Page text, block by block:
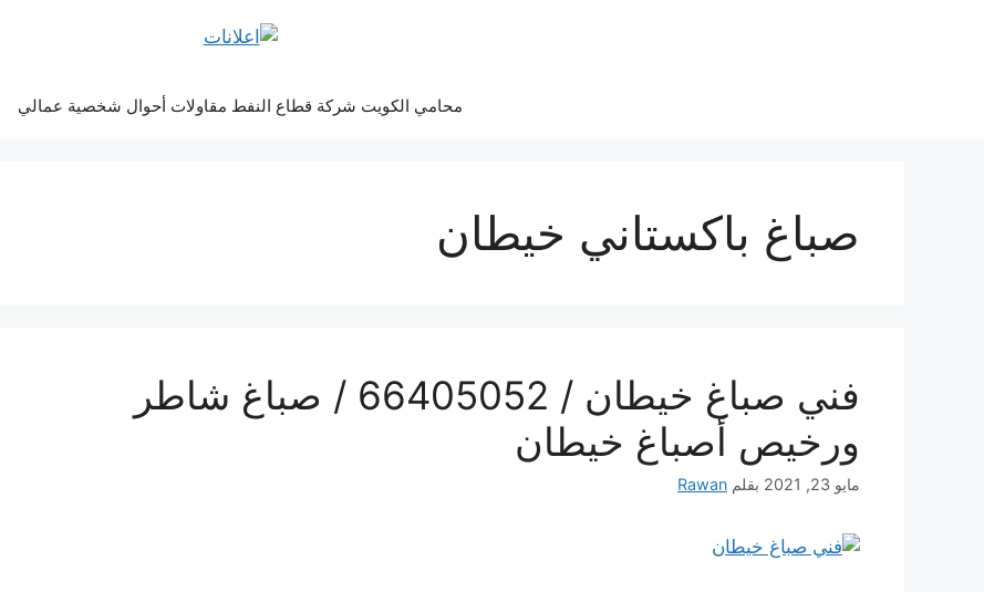
محامي الكويت شركة قطاع النفط مقاولات أحوال شخصية عمالي
صباغ باكستاني خيطان
فني صباغ خيطان / 66405052 / صباغ شاطر
ورخيص أصباغ خيطان
مايو 23, 2021 بقلم Rawan